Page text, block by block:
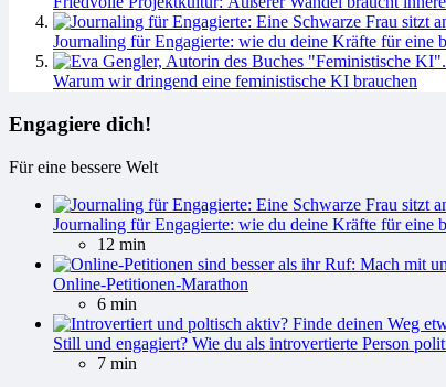
Journaling für Engagierte: wie du deine Kräfte für eine
Warum wir dringend eine feministische KI brauchen
Engagiere dich!
Für eine bessere Welt
Journaling für Engagierte: wie du deine Kräfte für eine
12 min
Online-Petitionen-Marathon
6 min
Still und engagiert? Wie du als introvertierte Person
7 min